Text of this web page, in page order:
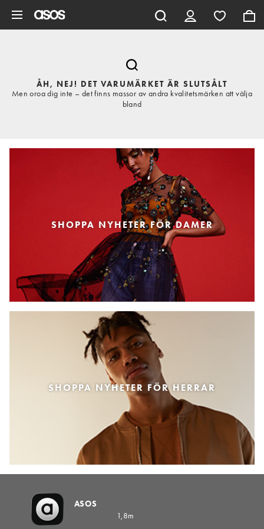
ÅH, NEJ! DET VARUMÄRKET ÄR SLUTSÅLT
Men oroa dig inte – det finns massor av andra kvalitetsmärken att välja
bland
SHOPPA NYHETER FÖR DAMER
SHOPPA NYHETER FÖR HERRAR
ASOS
1,8m